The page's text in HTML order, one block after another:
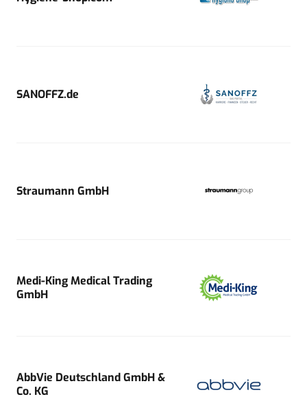
SANOFFZ.de
Straumann GmbH
Medi-King Medical Trading
GmbH
AbbVie Deutschland GmbH &
Co. KG